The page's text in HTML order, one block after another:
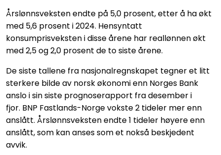
Årslønnsveksten endte på 5,0 prosent, etter å ha økt
med 5,6 prosent i 2024. Hensyntatt
konsumprisveksten i disse årene har reallønnen økt
med 2,5 og 2,0 prosent de to siste årene.
De siste tallene fra nasjonalregnskapet tegner et litt
sterkere bilde av norsk økonomi enn Norges Bank
anslo i sin siste prognoserapport fra desember i
fjor. BNP Fastlands-Norge vokste 2 tideler mer enn
anslått. Årslønnsveksten endte 1 tideler høyere enn
anslått, som kan anses som et nokså beskjedent
avvik.